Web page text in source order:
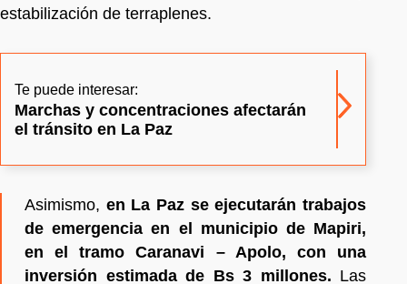
estabilización de terraplenes.
Te puede interesar:
Marchas y concentraciones afectarán
el tránsito en La Paz
Asimismo, en La Paz se ejecutarán trabajos
de emergencia en el municipio de Mapiri,
en el tramo Caranavi – Apolo, con una
inversión estimada de Bs 3 millones. Las